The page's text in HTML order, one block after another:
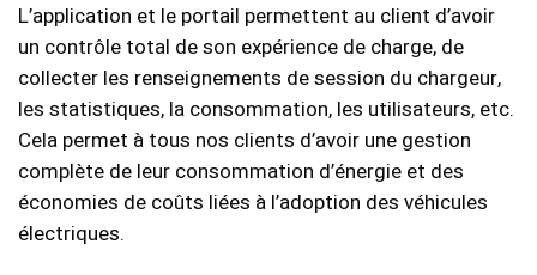
L’application et le portail permettent au client d’avoir
un contrôle total de son expérience de charge, de
collecter les renseignements de session du chargeur,
les statistiques, la consommation, les utilisateurs, etc.
Cela permet à tous nos clients d’avoir une gestion
complète de leur consommation d’énergie et des
économies de coûts liées à l’adoption des véhicules
électriques.